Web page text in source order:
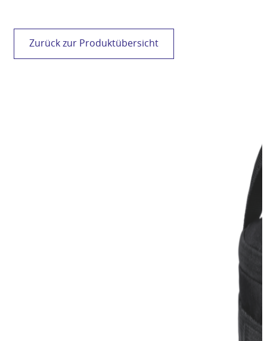
Zurück zur Produktübersicht